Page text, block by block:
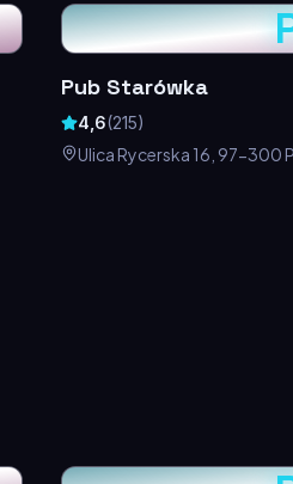
Pub Starówka
4,6(215)
Ulica Rycerska 16, 97-300